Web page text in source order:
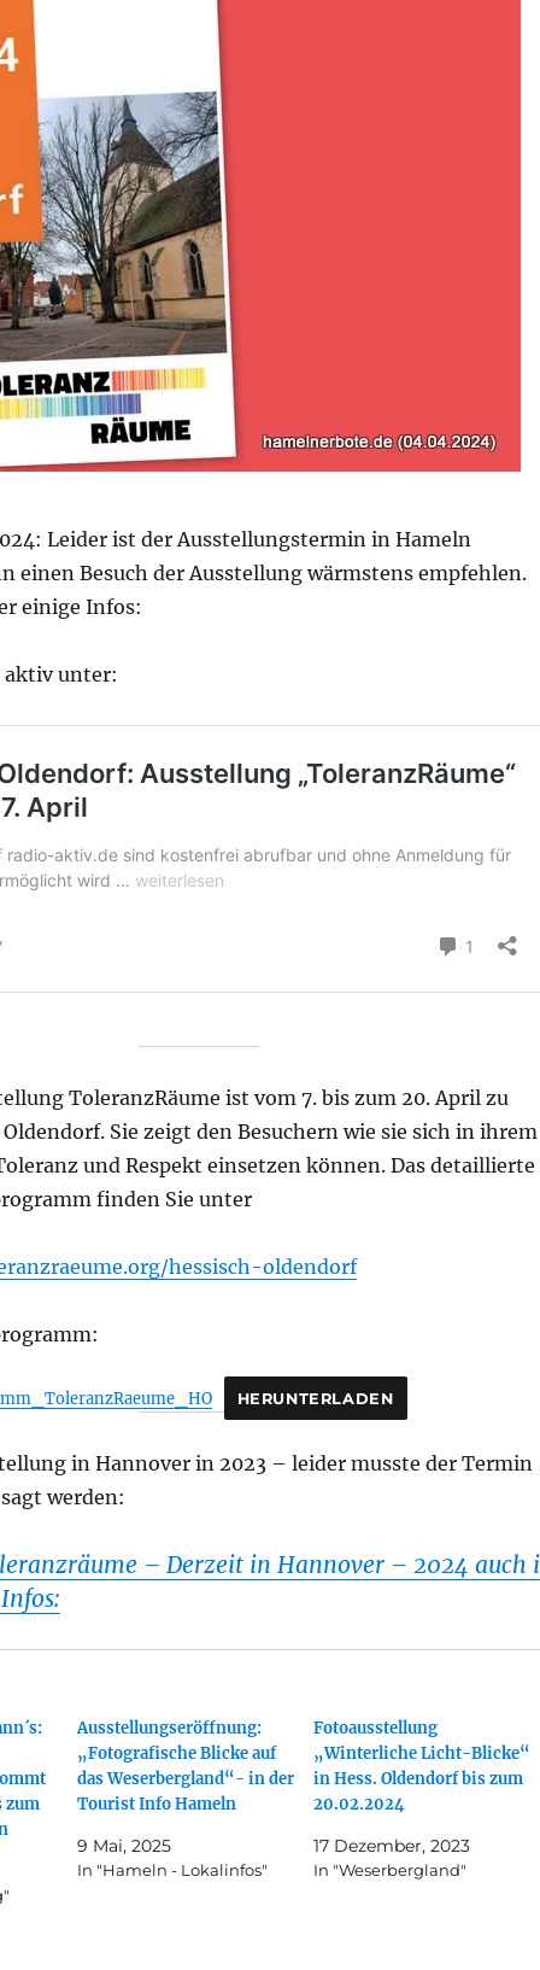
Leider ist der Ausstellungstermin in Hameln
einen Besuch der Ausstellung wärmstens empfehlen.
einige Infos:
aktiv unter:
ToleranzRäume ist vom 7. bis zum 20. April zu
Sie zeigt den Besuchern wie sie sich in ihrem
und Respekt einsetzen können. Das detaillierte
finden Sie unter
hessisch-oldendorf
HERUNTERLADEN
in Hannover in 2023 – leider musste der Termin
werden:
– Derzeit in Hannover – 2024 auch
zum
Ausstellungseröffnung:
„Fotografische Blicke auf
das Weserbergland“- in der
Tourist Info Hameln
9 Mai, 2025
In "Hameln - Lokalinfos"
Fotoausstellung
„Winterliche Licht-Blicke“
in Hess. Oldendorf bis zum
20.02.2024
17 Dezember, 2023
In "Weserbergland"